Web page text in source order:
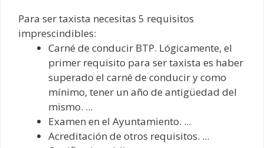
Para ser taxista necesitas 5 requisitos
imprescindibles:
Carné de conducir BTP. Lógicamente, el
primer requisito para ser taxista es haber
superado el carné de conducir y como
mínimo, tener un año de antigüedad del
mismo. ...
Examen en el Ayuntamiento. ...
Acreditación de otros requisitos. ...